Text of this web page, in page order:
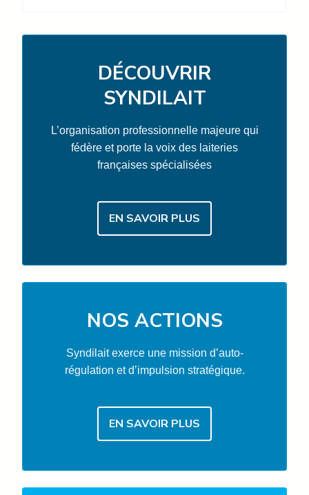
DÉCOUVRIR
SYNDILAIT
L’organisation professionnelle majeure qui
fédère et porte la voix des laiteries
françaises spécialisées
EN SAVOIR PLUS
NOS ACTIONS
Syndilait exerce une mission d’auto-
régulation et d’impulsion stratégique.
EN SAVOIR PLUS